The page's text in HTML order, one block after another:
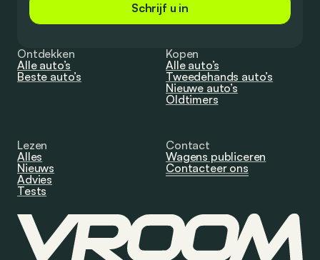
Schrijf u in
Ontdekken
Alle auto’s
Beste auto’s
Kopen
Alle auto’s
Tweedehands auto’s
Nieuwe auto’s
Oldtimers
Lezen
Alles
Nieuws
Advies
Tests
Contact
Wagens publiceren
Contacteer ons